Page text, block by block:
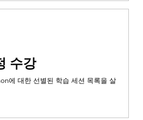
수강
에 대한 선별된 학습 세션 목록을 살